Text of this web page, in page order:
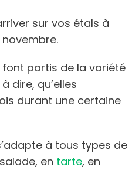
sur vos étals à
partis de la variété
dire, qu’elles
durant une certaine
à tous types de
en tarte, en